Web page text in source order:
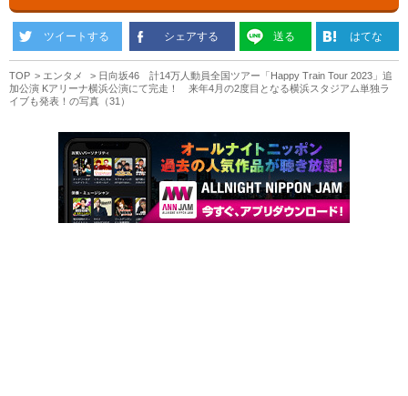
ツイートする シェアする 送る はてな
TOP エンタメ
日向坂46 計14万人動員全国ツアー「Happy Train Tour 2023」追
加公演 Kアリーナ横浜公演にて完走！ 来年4月の2度目となる横浜スタジアム単独ラ
イブも発表！の写真（31）